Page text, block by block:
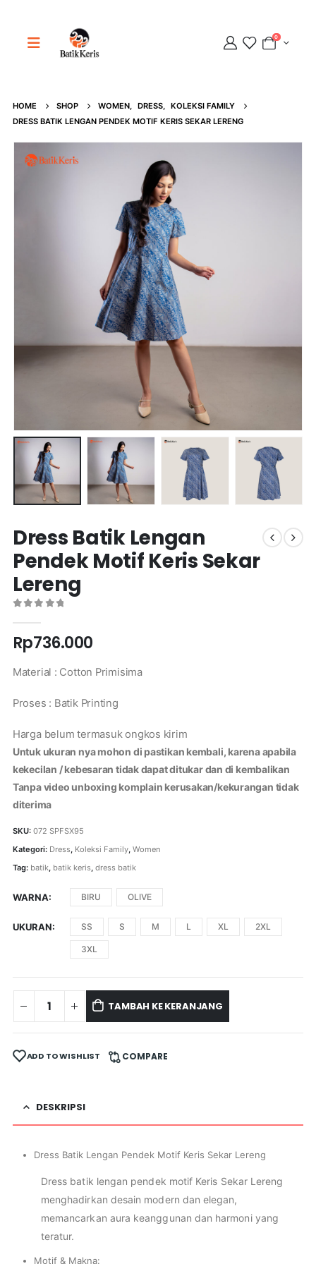
0
HOME SHOP WOMEN, DRESS, KOLEKSI FAMILY
DRESS BATIK LENGAN PENDEK MOTIF KERIS SEKAR LERENG
Dress Batik Lengan
Pendek Motif Keris Sekar
Lereng
Rp736.000
Material : Cotton Primisima
Proses : Batik Printing
Harga belum termasuk ongkos kirim
Untuk ukuran nya mohon di pastikan kembali, karena apabila
kekecilan / kebesaran tidak dapat ditukar dan di kembalikan
Tanpa video unboxing komplain kerusakan/kekurangan tidak
diterima
SKU: 072 SPFSX95
Kategori: Dress, Koleksi Family, Women
Tag: batik, batik keris, dress batik
WARNA BIRU OLIVE
UKURAN SS S M L XL 2XL
3XL
TAMBAH KE KERANJANG
ADD TO WISHLIST COMPARE
DESKRIPSI
Dress Batik Lengan Pendek Motif Keris Sekar Lereng
Dress batik lengan pendek motif Keris Sekar Lereng
menghadirkan desain modern dan elegan,
memancarkan aura keanggunan dan harmoni yang
teratur.
Motif & Makna:
Adipati
Online